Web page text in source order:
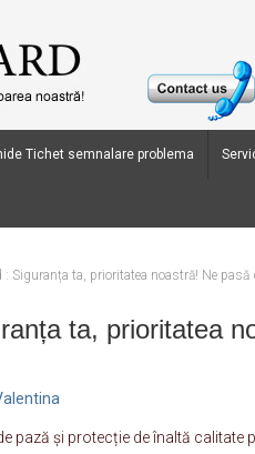
Tichet semnalare problema
: Siguranța ta, prioritatea noastră! Ne
ta, prioritatea
pază și protecție de înaltă calitate